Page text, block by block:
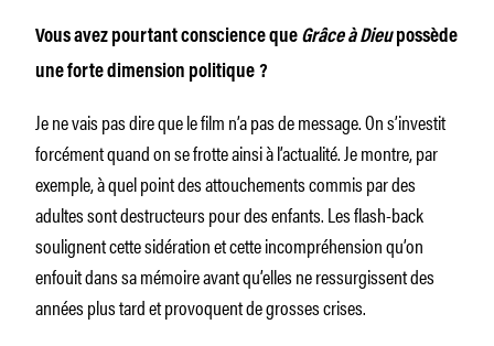
Vous avez pourtant conscience que Grâce à Dieupossède
une forte dimension politique ?
Je ne vais pas dire que le film n’a pas de message. On s’investit
forcément quand on se frotte ainsi à l’actualité. Je montre, par
exemple, à quel point des attouchements commis par des
adultes sont destructeurs pour des enfants. Les flash-back
soulignent cette sidération et cette incompréhension qu’on
enfouit dans sa mémoire avant qu’elles ne ressurgissent des
années plus tard et provoquent de grosses crises.